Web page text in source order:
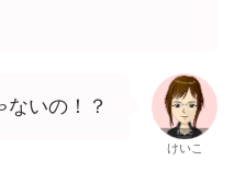
ないの！？
けいこ